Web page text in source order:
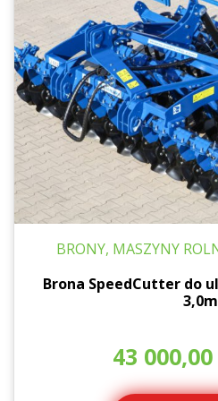
BRONY, MASZYNY
Brona SpeedCutter do
3,0m
43 000,00